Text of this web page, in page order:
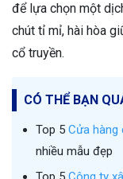
để lựa chọn một
chút tỉ mỉ, hài hòa
cổ truyền.
CÓ THỂ BẠN
Top 5 Cửa hàng
nhiều mẫu đẹp